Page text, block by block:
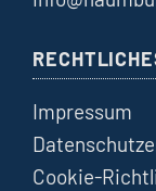
Impressum
Cookie-